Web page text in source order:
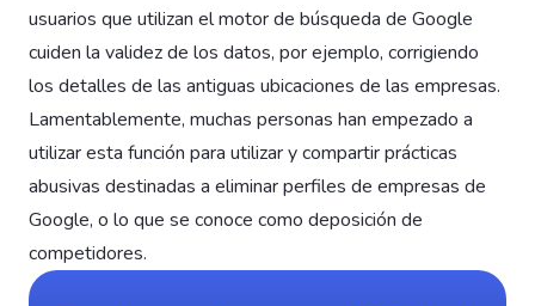
usuarios que utilizan el motor de búsqueda de Google
cuiden la validez de los datos, por ejemplo, corrigiendo
los detalles de las antiguas ubicaciones de las empresas.
Lamentablemente, muchas personas han empezado a
utilizar esta función para utilizar y compartir prácticas
abusivas destinadas a eliminar perfiles de empresas de
Google, o lo que se conoce como deposición de
competidores.